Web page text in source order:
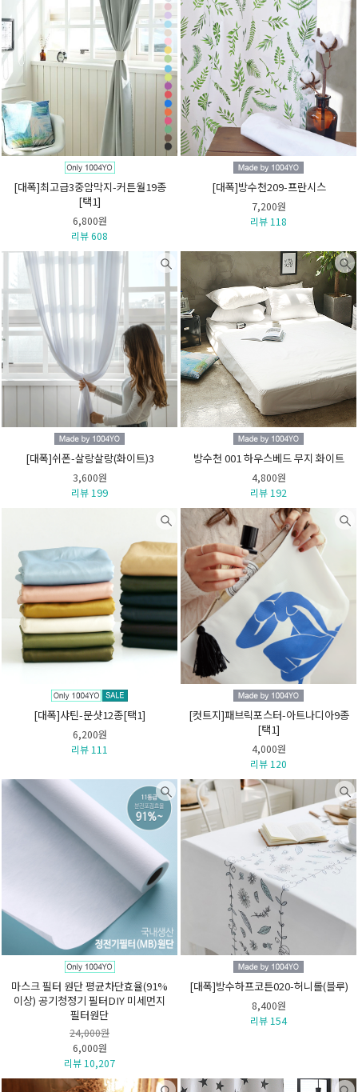
[대폭]최고급3중암막지-커튼월19종
[택1]
6,800원
리뷰 608
[대폭]방수천209-프란시스
7,200원
리뷰 118
[대폭]쉬폰-살랑살랑(화이트)3
3,600원
리뷰 199
방수천 001 하우스베드 무지 화이트
4,800원
리뷰 192
[대폭]샤틴-문샷12종[택1]
6,200원
리뷰 111
[컷트지]패브릭포스터-아트나디아9종
[택1]
4,000원
리뷰 120
마스크 필터 원단 평균차단효율(91%
이상) 공기청정기 필터DIY 미세먼지
필터원단
24,000원
6,000원
리뷰 10,207
[대폭]방수하프코튼020-허니롤(블루)
8,400원
리뷰 154